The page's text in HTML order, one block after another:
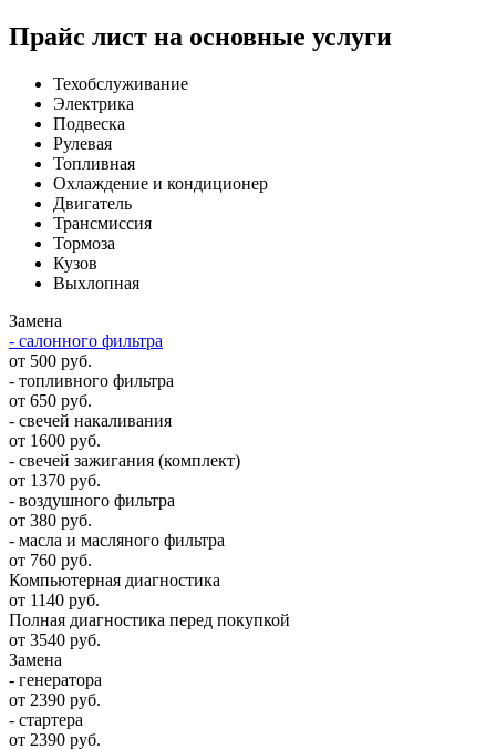
Прайс лист на основные услуги
Техобслуживание
Электрика
Подвеска
Рулевая
Топливная
Охлаждение и кондиционер
Двигатель
Трансмиссия
Тормоза
Кузов
Выхлопная
Замена
- салонного фильтра
от 500 руб.
- топливного фильтра
от 650 руб.
- свечей накаливания
от 1600 руб.
- свечей зажигания (комплект)
от 1370 руб.
- воздушного фильтра
от 380 руб.
- масла и масляного фильтра
от 760 руб.
Компьютерная диагностика
от 1140 руб.
Полная диагностика перед покупкой
от 3540 руб.
Замена
- генератора
от 2390 руб.
- стартера
от 2390 руб.